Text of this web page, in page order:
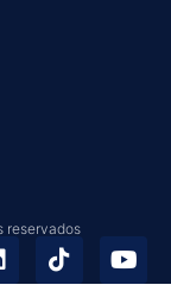
reservados